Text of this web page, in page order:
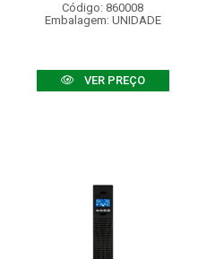
Código: 860008
Embalagem: UNIDADE
VER PREÇO